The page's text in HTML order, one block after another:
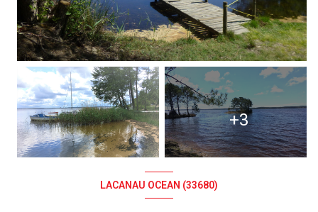
+3
LACANAU OCEAN (33680)